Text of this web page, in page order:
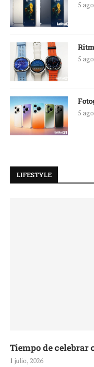
5
5
5
LIFESTYLE
Tiempo de celebrar
1 julio, 2026